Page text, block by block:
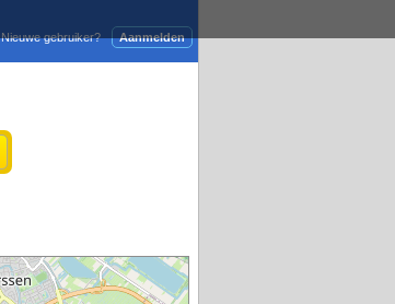
Aanmelden
Nieuwe gebruiker?